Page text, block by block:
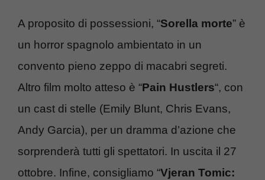
A proposito di possessioni, “Sorella morte” è
un horror spagnolo ambientato in un
convento pieno zeppo di macabri segreti.
Altro film molto atteso è “Pain Hustlers“, con
un cast di stelle (Emily Blunt, Chris Evans,
Andy Garcia), per un dramma d’azione che
sorprenderà tutti gli spettatori. In uscita il 27
ottobre. Infine, consigliamo “Vjeran Tomic: